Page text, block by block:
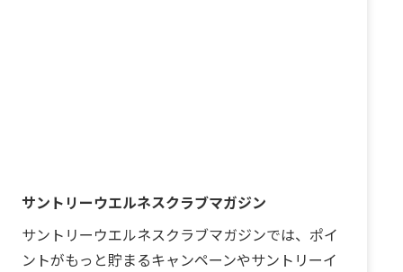
サントリーウエルネスクラブマガジン
サントリーウエルネスクラブマガジンでは、ポイ
ントがもっと貯まるキャンペーンやサントリーイ